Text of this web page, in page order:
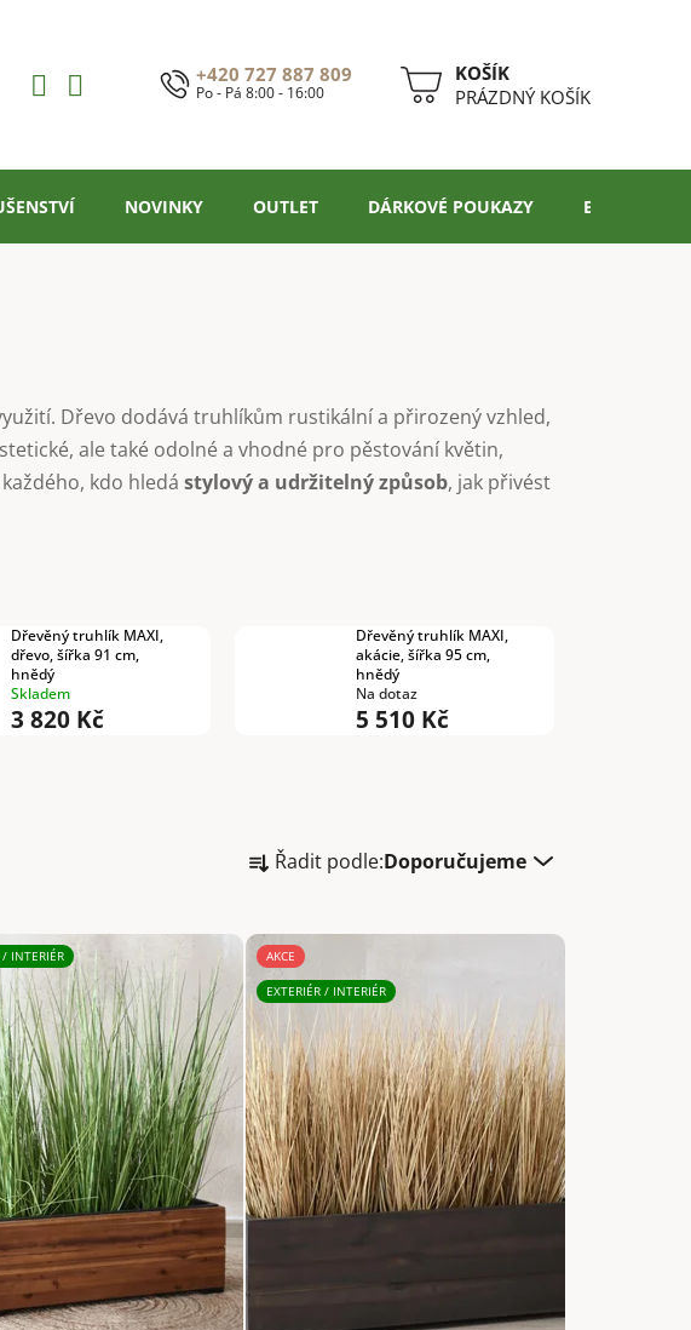
+420 727 887 809
Po - Pá 8:00 - 16:00
NÁKUPNÍPRÁZDNÝ KOŠÍK
NOVINKY OUTLET DÁRKOVÉ POUKAZY BLOG
Dřevo dodává truhlíkům rustikální a přirozený vzhled,
ale také odolné a vhodné pro pěstování květin,
kdo hledá stylový a udržitelný způsob, jak přivést
Dřevěný truhlík MAXI,
dřevo, šířka 91 cm,
hnědý
Skladem
3 820 Kč
Dřevěný truhlík MAXI,
akácie, šířka 95 cm,
hnědý
Na dotaz
5 510 Kč
a
e
n
í
p
r
o
d
u
k
t
Řadit podle:Doporučujeme
/ INTERIÉR AKCE
EXTERIÉR / INTERIÉR